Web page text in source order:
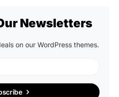
Newsletters
on our WordPress themes.